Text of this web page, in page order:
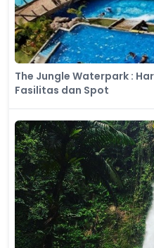
The Jungle Waterpark :
Fasilitas dan Spot